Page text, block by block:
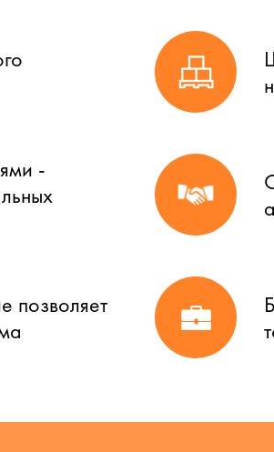
-
позволяет